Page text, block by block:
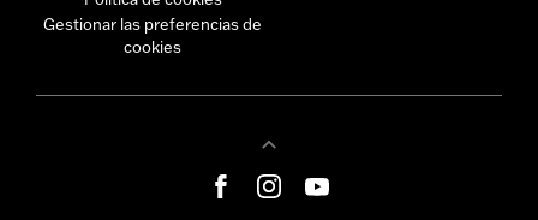
Gestionar las preferencias de
cookies